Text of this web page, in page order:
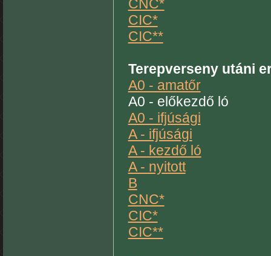
CNC*
CIC*
CIC**
Terepverseny utáni
A0 - amatőr
A0 - előkezdő ló
A0 - ifjúsági
A - ifjúsági
A - kezdő ló
A - nyitott
B
CNC*
CIC*
CIC**